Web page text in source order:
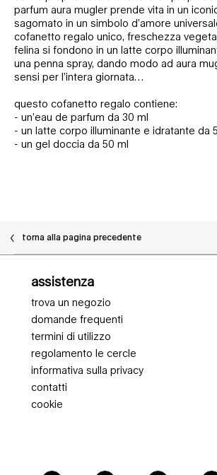
parfum aura mugler prende vita in un
sagomato in un simbolo d’amore
cofanetto regalo unico, freschezza
felina si fondono in un latte corpo
una penna spray, dando modo ad aura
sensi per l’intera giornata…
questo cofanetto regalo contiene:
- un’eau de parfum da 30 ml
- un latte corpo illuminante e idratante da
- un gel doccia da 50 ml
torna alla pagina precedente
assistenza
trova un negozio
domande frequenti
termini di utilizzo
regolamento le cercle
informativa sulla privacy
contatti
cookie